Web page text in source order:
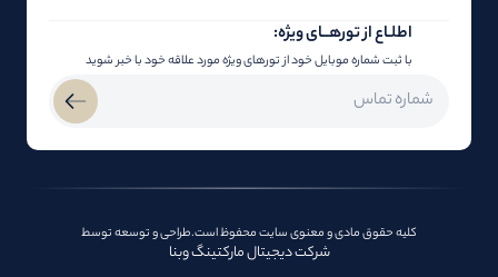
اطلـاع از تور‌هــای ویژه:
با ثبت شماره موبایل خود از تورهای ویژه مورد علاقه خود با خبر شوید
کلیه حقوق مادی و معنوی سایت محفوظ است.طراحی و توسعه توسط
شرکت دیجیتال مارکتینگ وبنا